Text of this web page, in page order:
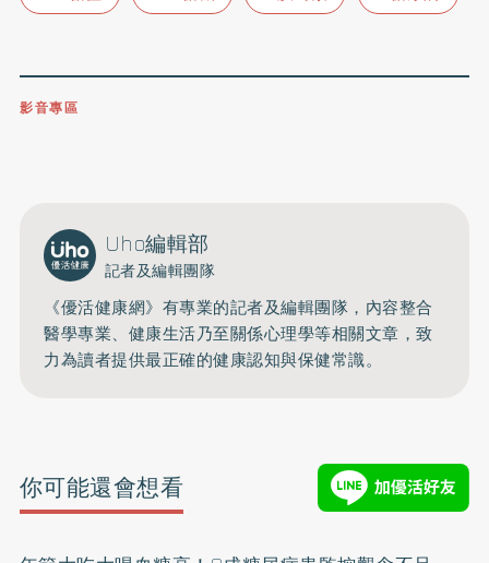
影音專區
Uho編輯部
記者及編輯團隊
《優活健康網》有專業的記者及編輯團隊，內容整合
醫學專業、健康生活乃至關係心理學等相關文章，致
力為讀者提供最正確的健康認知與保健常識。
你可能還會想看